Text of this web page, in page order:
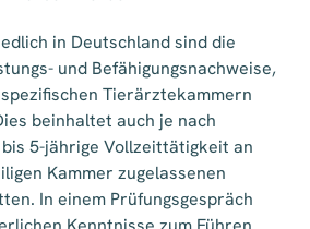
in Deutschland sind die
und Befähigungsnachweise,
Tierärztekammern
beinhaltet auch je nach
5-jährige Vollzeittätigkeit an
Kammer zugelassenen
In einem Prüfungsgespräch